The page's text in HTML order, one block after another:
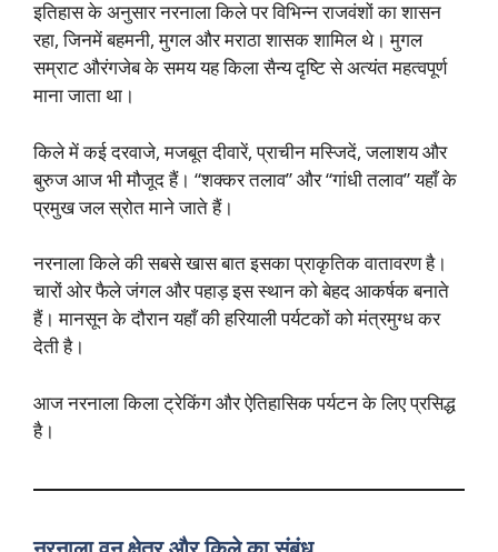
इतिहास के अनुसार नरनाला किले पर विभिन्न राजवंशों का शासन
रहा, जिनमें बहमनी, मुगल और मराठा शासक शामिल थे। मुगल
सम्राट औरंगजेब के समय यह किला सैन्य दृष्टि से अत्यंत महत्वपूर्ण
माना जाता था।
किले में कई दरवाजे, मजबूत दीवारें, प्राचीन मस्जिदें, जलाशय और
बुरुज आज भी मौजूद हैं। “शक्कर तलाव” और “गांधी तलाव” यहाँ के
प्रमुख जल स्रोत माने जाते हैं।
नरनाला किले की सबसे खास बात इसका प्राकृतिक वातावरण है।
चारों ओर फैले जंगल और पहाड़ इस स्थान को बेहद आकर्षक बनाते
हैं। मानसून के दौरान यहाँ की हरियाली पर्यटकों को मंत्रमुग्ध कर
देती है।
आज नरनाला किला ट्रेकिंग और ऐतिहासिक पर्यटन के लिए प्रसिद्ध
है।